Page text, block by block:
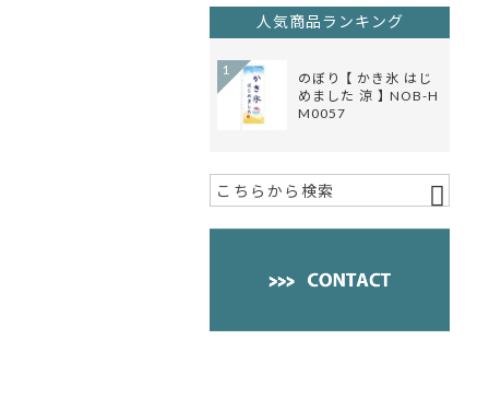
人気商品ランキング
のぼり 【 かき氷 はじ
めました 涼 】 NOB-H
M0057
1